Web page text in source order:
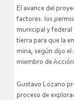
El avance del
factores: los
municipal y federal
tierra para que la
mina, según dijo el
miembro de
Gustavo Lozano
proceso de